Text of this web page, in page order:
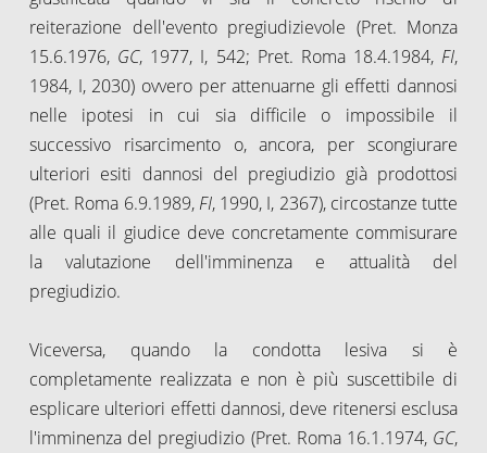
reiterazione dell'evento pregiudizievole (Pret. Monza
15.6.1976, GC, 1977, I, 542; Pret. Roma 18.4.1984, FI,
1984, I, 2030) ovvero per attenuarne gli effetti dannosi
nelle ipotesi in cui sia difficile o impossibile il
successivo risarcimento o, ancora, per scongiurare
ulteriori esiti dannosi del pregiudizio già prodottosi
(Pret. Roma 6.9.1989, FI, 1990, I, 2367), circostanze tutte
alle quali il giudice deve concretamente commisurare
la valutazione dell'imminenza e attualità del
pregiudizio.
Viceversa, quando la condotta lesiva si è
completamente realizzata e non è più suscettibile di
esplicare ulteriori effetti dannosi, deve ritenersi esclusa
l'imminenza del pregiudizio (Pret. Roma 16.1.1974, GC,